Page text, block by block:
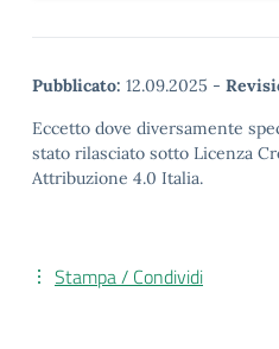
Pubblicato: 12.09.2025 -
Eccetto dove diversamente
stato rilasciato sotto Licenza
Attribuzione 4.0 Italia.
Stampa / Condividi